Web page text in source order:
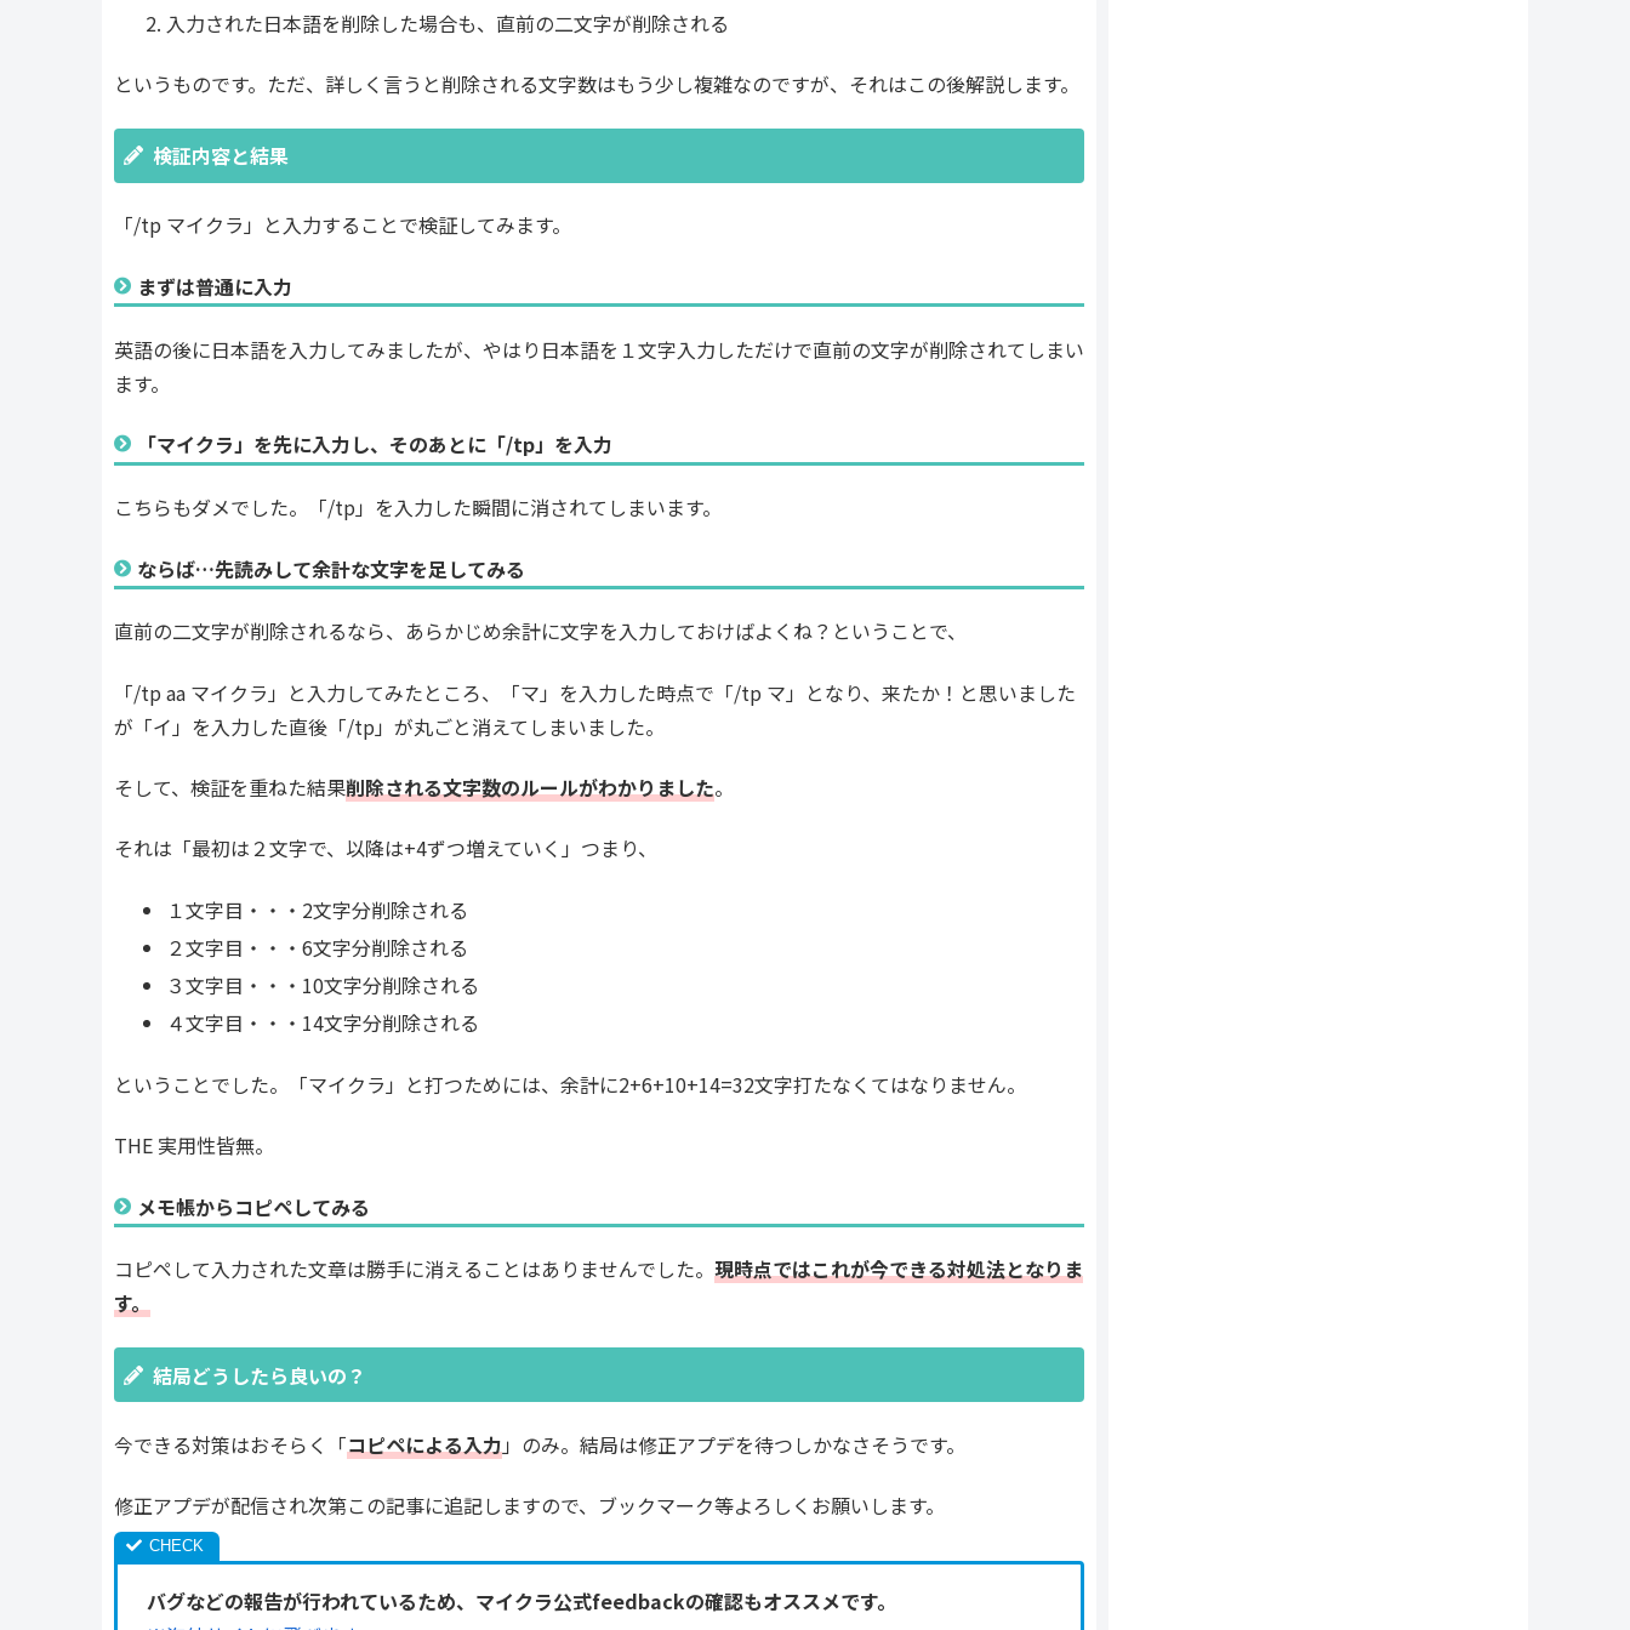
入力された日本語を削除した場合も、直前の二文字が削除される
というものです。ただ、詳しく言うと削除される文字数はもう少し複雑なのですが、それはこの後解説します。
検証内容と結果
「/tp マイクラ」と入力することで検証してみます。
まずは普通に入力
英語の後に日本語を入力してみましたが、やはり日本語を１文字入力しただけで直前の文字が削除されてしまい
ます。
「マイクラ」を先に入力し、そのあとに「/tp」を入力
こちらもダメでした。「/tp」を入力した瞬間に消されてしまいます。
ならば…先読みして余計な文字を足してみる
直前の二文字が削除されるなら、あらかじめ余計に文字を入力しておけばよくね？ということで、
「/tp aa マイクラ」と入力してみたところ、「マ」を入力した時点で「/tp マ」となり、来たか！と思いました
が「イ」を入力した直後「/tp」が丸ごと消えてしまいました。
そして、検証を重ねた結果削除される文字数のルールがわかりました。
それは「最初は２文字で、以降は+4ずつ増えていく」つまり、
１文字目・・・2文字分削除される
２文字目・・・6文字分削除される
３文字目・・・10文字分削除される
４文字目・・・14文字分削除される
ということでした。「マイクラ」と打つためには、余計に2+6+10+14=32文字打たなくてはなりません。
THE 実用性皆無。
メモ帳からコピペしてみる
コピペして入力された文章は勝手に消えることはありませんでした。 現時点ではこれが今できる対処法となりま
す。
結局どうしたら良いの？
今できる対策はおそらく「コピペによる入力 」のみ。結局は修正アプデを待つしかなさそうです。
修正アプデが配信され次第この記事に追記しますので、ブックマーク等よろしくお願いします。
バグなどの報告が行われているため、マイクラ公式feedbackの確認もオススメです。